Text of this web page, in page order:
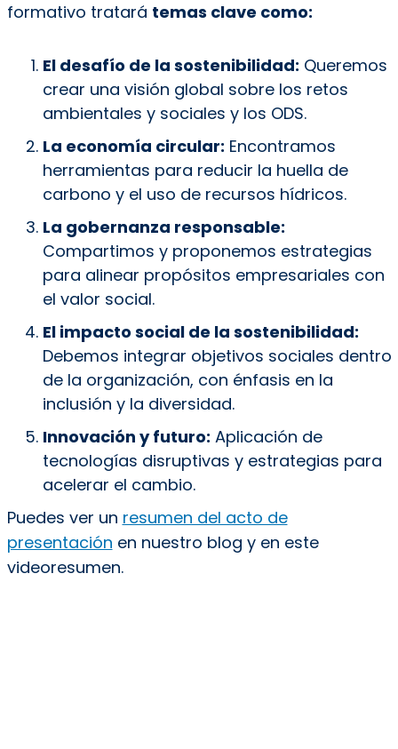
formativo tratará temas clave como:
El desafío de la sostenibilidad: Queremos
crear una visión global sobre los retos
ambientales y sociales y los ODS.
La economía circular: Encontramos
herramientas para reducir la huella de
carbono y el uso de recursos hídricos.
La gobernanza responsable:
Compartimos y proponemos estrategias
para alinear propósitos empresariales con
el valor social.
El impacto social de la sostenibilidad:
Debemos integrar objetivos sociales dentro
de la organización, con énfasis en la
inclusión y la diversidad.
Innovación y futuro: Aplicación de
tecnologías disruptivas y estrategias para
acelerar el cambio.
Puedes ver un resumen del acto de
presentación en nuestro blog y en este
videoresumen.